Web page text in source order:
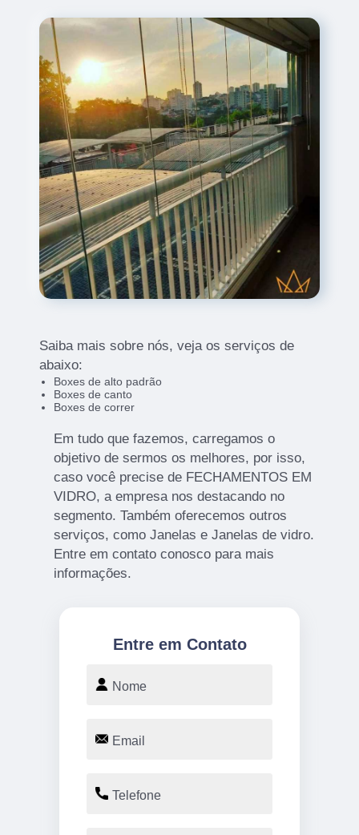
Saiba mais sobre nós, veja os serviços de
abaixo:
Boxes de alto padrão
Boxes de canto
Boxes de correr
Em tudo que fazemos, carregamos o
objetivo de sermos os melhores, por isso,
caso você precise de FECHAMENTOS EM
VIDRO, a empresa nos destacando no
segmento. Também oferecemos outros
serviços, como Janelas e Janelas de vidro.
Entre em contato conosco para mais
informações.
Entre em Contato